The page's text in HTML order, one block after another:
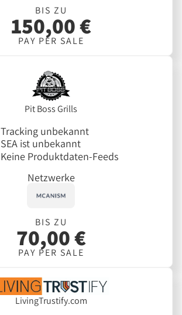
BIS ZU
150,00 €
PAY PER SALE
Pit Boss Grills
Tracking unbekannt
SEA ist unbekannt
Keine Produktdaten-Feeds
Netzwerke
BIS ZU
70,00 €
PAY PER SALE
LivingTrustify.com